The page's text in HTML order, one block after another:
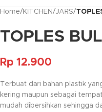
Home/ KITCHEN/JARS/
TOPLES
Rp 12.900
Terbuat dari bahan plastik
kering maupun sebagai
mudah dibersihkan sehingga